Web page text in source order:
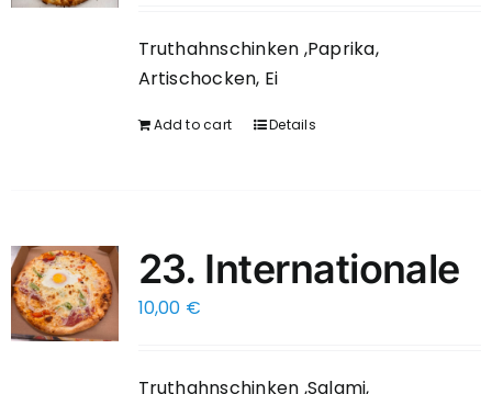
Truthahnschinken ,Paprika,
Artischocken, Ei
Add to cart Details
23. Internationale
10,00 €
Truthahnschinken ,Salami,